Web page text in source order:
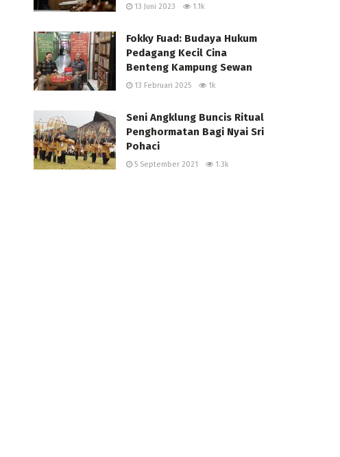
13 Juni 2023 1.1k
Fokky Fuad: Budaya Hukum
Pedagang Kecil Cina
Benteng Kampung Sewan
13 Februari 2025 1k
Seni Angklung Buncis Ritual
Penghormatan Bagi Nyai Sri
Pohaci
5 September 2021 1.3k